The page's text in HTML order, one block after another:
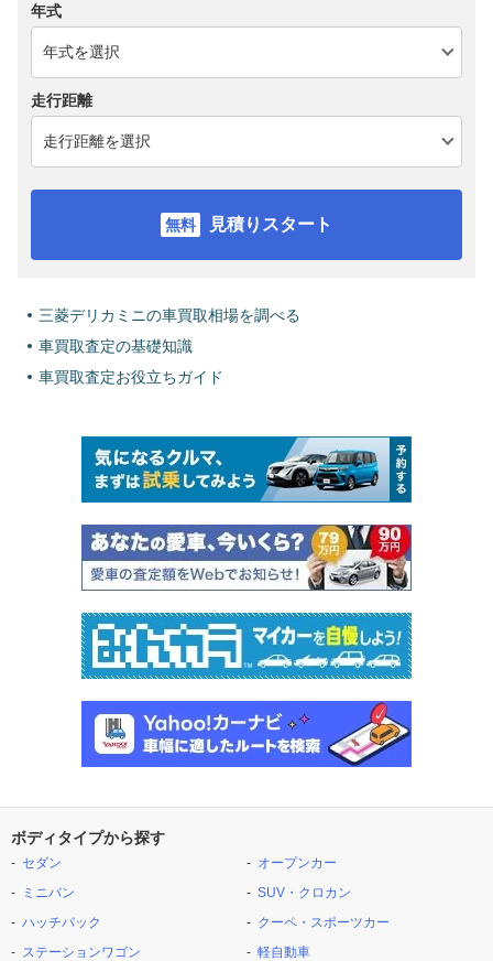
年式
走行距離
見積りスタート
三菱デリカミニの車買取相場を調べる
車買取査定の基礎知識
車買取査定お役立ちガイド
ボディタイプから探す
セダン
ミニバン
ハッチバック
ステーションワゴン
オープンカー
SUV・クロカン
クーペ・スポーツカー
軽自動車